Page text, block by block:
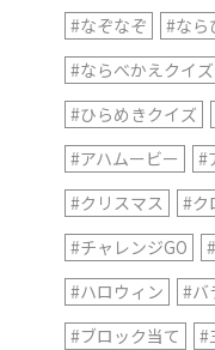
#なぞなぞ
#なら
#ならべかえクイズ
#ひらめきクイズ
#アハムービー
#
#クリスマス
#ク
#チャレンジGO
#ハロウィン
#バ
#ブロック当て
#